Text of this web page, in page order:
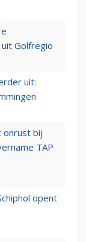
Golfregio
uit:
onrust bij
TAP
opent